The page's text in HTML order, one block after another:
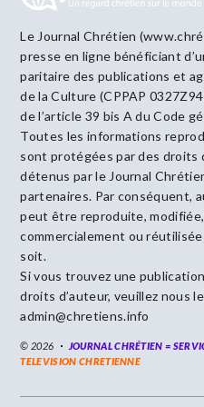
Le Journal Chrétien
presse en ligne bénéficiant
paritaire des publications et
de la Culture (CPPAP
de l’article 39 bis A du Code
Toutes les informations
sont protégées par des
détenus par le Journal
partenaires. Par conséquent,
peut être reproduite,
commercialement ou
soit.
Si vous trouvez une
droits d’auteur, veuillez nous
admin@chretiens.info
© 2026 JOURNAL CHRÉTIEN =
TELEVISION CHRETIENNE